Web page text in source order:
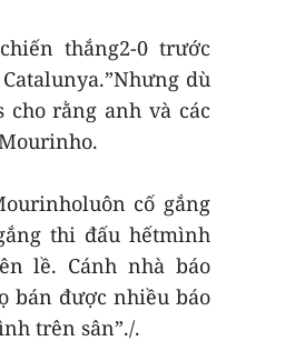
thắng2-0 trước
dù
rằng anh và các
cố gắng
thi đấu hếtmình
lề. Cánh nhà báo
bán được nhiều báo
trên sân”./.